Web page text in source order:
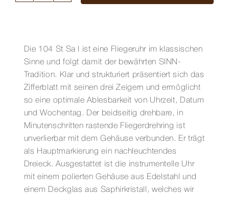
Die 104 St Sa I ist eine Fliegeruhr im klassischen
Sinne und folgt damit der bewährten SINN-
Tradition. Klar und strukturiert präsentiert sich das
Zifferblatt mit seinen drei Zeigern und ermöglicht
so eine optimale Ablesbarkeit von Uhrzeit, Datum
und Wochentag. Der beidseitig drehbare, in
Minutenschritten rastende Fliegerdrehring ist
unverlierbar mit dem Gehäuse verbunden. Er trägt
als Hauptmarkierung ein nachleuchtendes
Dreieck. Ausgestattet ist die instrumentelle Uhr
mit einem polierten Gehäuse aus Edelstahl und
einem Deckglas aus Saphirkristall, welches wir